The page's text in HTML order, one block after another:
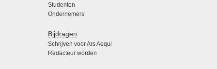
Studenten
Ondernemers
Bijdragen
Schrijven voor Ars Aequi
Redacteur worden